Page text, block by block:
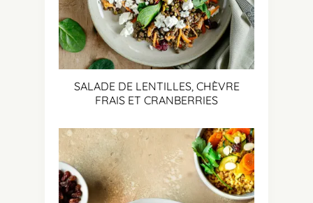
SALADE DE LENTILLES, CHÈVRE
FRAIS ET CRANBERRIES